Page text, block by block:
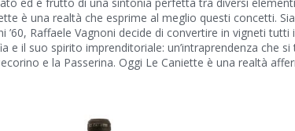
è una realtà che esprime al meglio questi concetti.
Raffaele Vagnoni decide di convertire in vigneti
e il suo spirito imprenditoriale: un’intraprendenza
e la Passerina. Oggi Le Caniette è una realtà